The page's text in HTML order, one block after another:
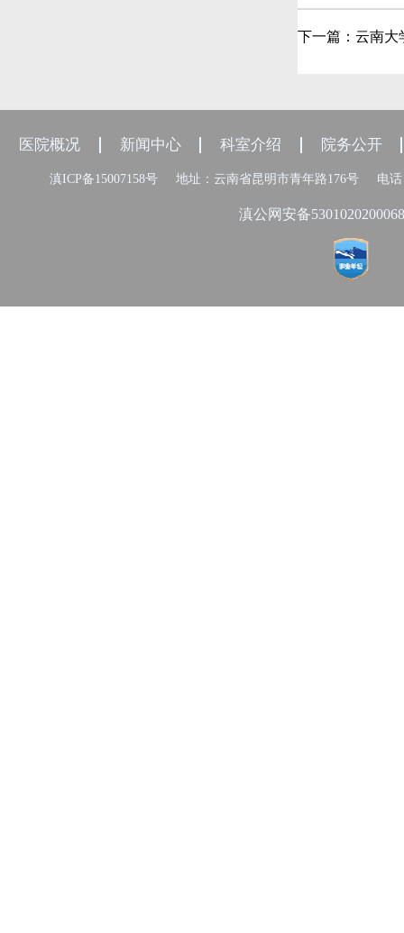
下一篇： 云南大
医院概况 新闻中心 科室介绍 院务公开
滇ICP备15007158号 地址：云南省昆明市青年路176号 电话
滇公网安备